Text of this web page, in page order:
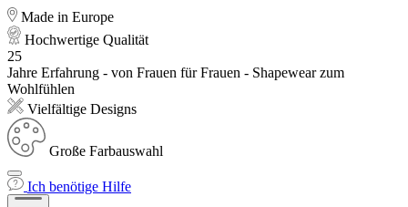
Made in Europe
Hochwertige Qualität
25
Jahre Erfahrung - von Frauen für Frauen - Shapewear zum
Wohlfühlen
Vielfältige Designs
Große Farbauswahl
Ich benötige Hilfe